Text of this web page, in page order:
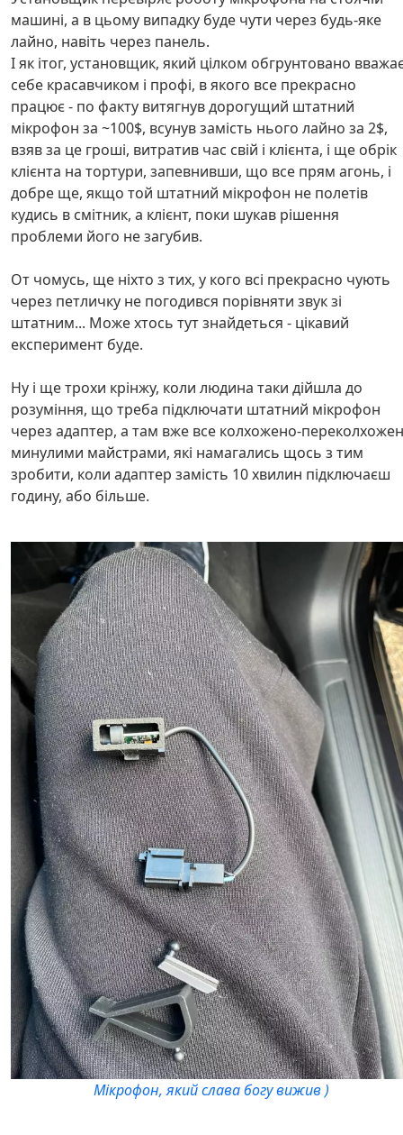
машині, а в цьому випадку буде чути через будь-яке
лайно, навіть через панель.
І як ітог, установщик, який цілком обгрунтовано
себе красавчиком і профі, в якого все прекрасно
працює - по факту витягнув дорогущий штатний
мікрофон за ~100$, всунув замість нього лайно за 2$,
взяв за це гроші, витратив час свій і клієнта, і ще обрік
клієнта на тортури, запевнивши, що все прям агонь, і
добре ще, якщо той штатний мікрофон не полетів
кудись в смітник, а клієнт, поки шукав рішення
проблеми його не загубив.
От чомусь, ще ніхто з тих, у кого всі прекрасно чують
через петличку не погодився порівняти звук зі
штатним... Може хтось тут знайдеться - цікавий
експеримент буде.
Ну і ще трохи крінжу, коли людина таки дійшла до
розуміння, що треба підключати штатний мікрофон
через адаптер, а там вже все колхожено-
минулими майстрами, які намагались щось з тим
зробити, коли адаптер замість 10 хвилин підключаєш
годину, або більше.
Мікрофон, який слава богу вижив )